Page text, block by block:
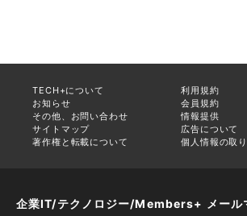
TECH+について
利用規約
お知らせ
会員規約
その他、お問い合わせ
情報提供
サイトマップ
広告について
著作権と転載について
個人情報の取
企業IT/テクノロジー/Members+ メール